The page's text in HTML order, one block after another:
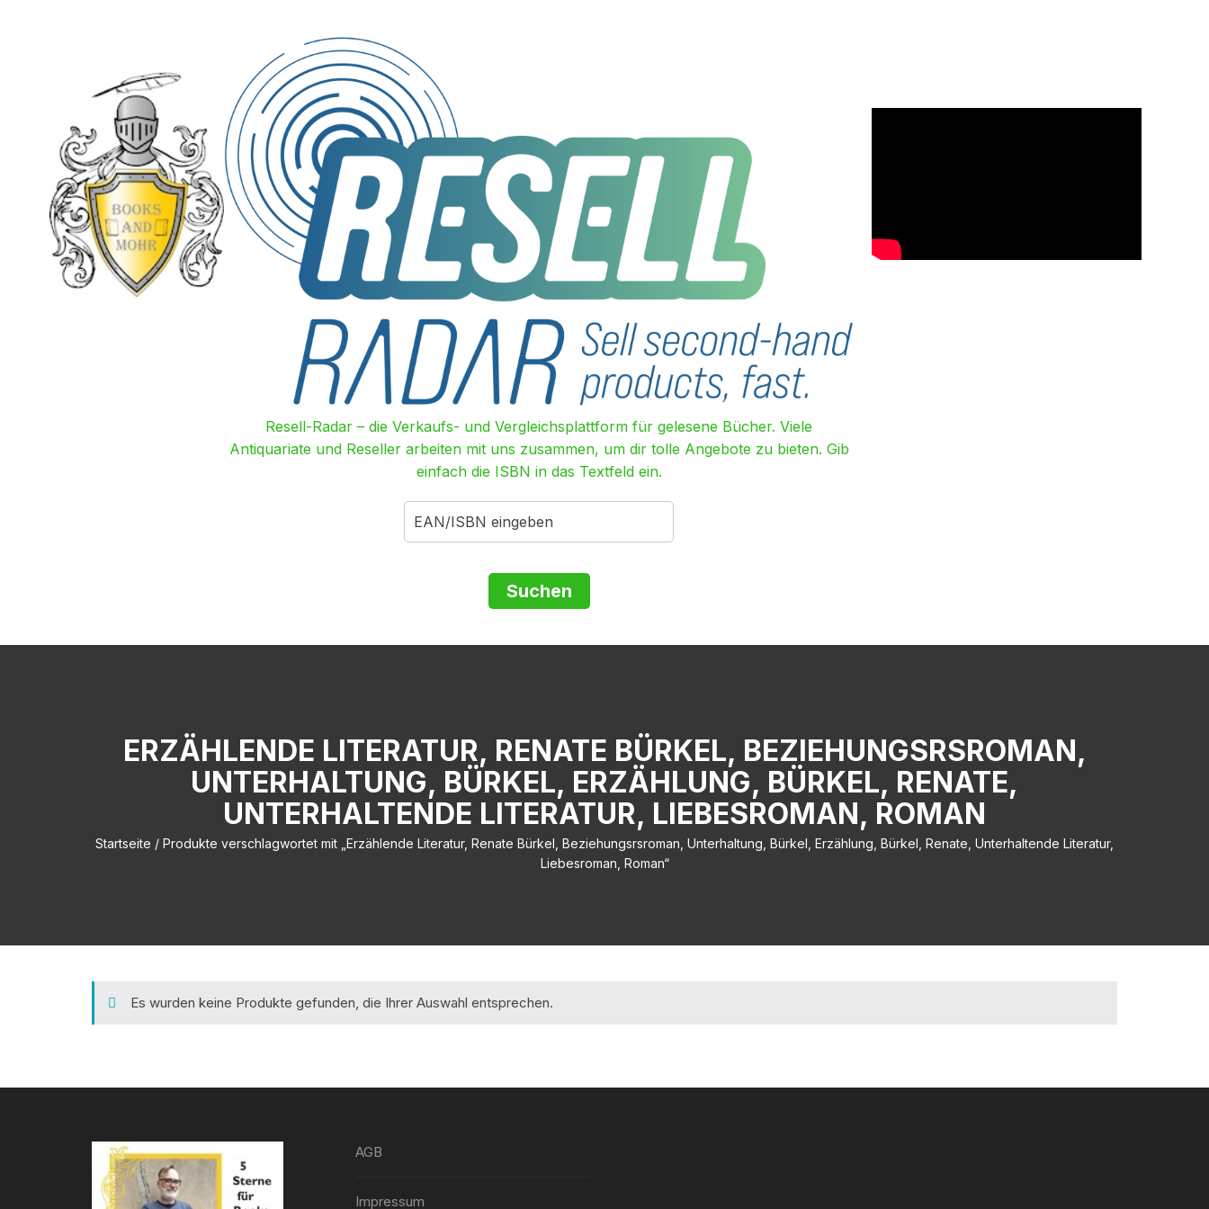
Resell-Radar – die Verkaufs- und Vergleichsplattform für gelesene Bücher. Viele
Antiquariate und Reseller arbeiten mit uns zusammen, um dir tolle Angebote zu bieten. Gib
einfach die ISBN in das Textfeld ein.
ERZÄHLENDE LITERATUR, RENATE BÜRKEL, BEZIEHUNGSRSROMAN,
UNTERHALTUNG, BÜRKEL, ERZÄHLUNG, BÜRKEL, RENATE,
UNTERHALTENDE LITERATUR, LIEBESROMAN, ROMAN
Startseite / Produkte verschlagwortet mit „Erzählende Literatur, Renate Bürkel, Beziehungsrsroman, Unterhaltung, Bürkel, Erzählung, Bürkel, Renate, Unterhaltende Literatur,
Liebesroman, Roman“
Es wurden keine Produkte gefunden, die Ihrer Auswahl entsprechen.
AGB
Impressum